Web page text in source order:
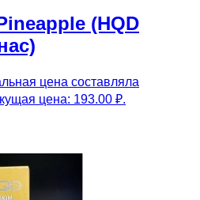
(HQD
цена составляла
цена: 193.00 ₽.